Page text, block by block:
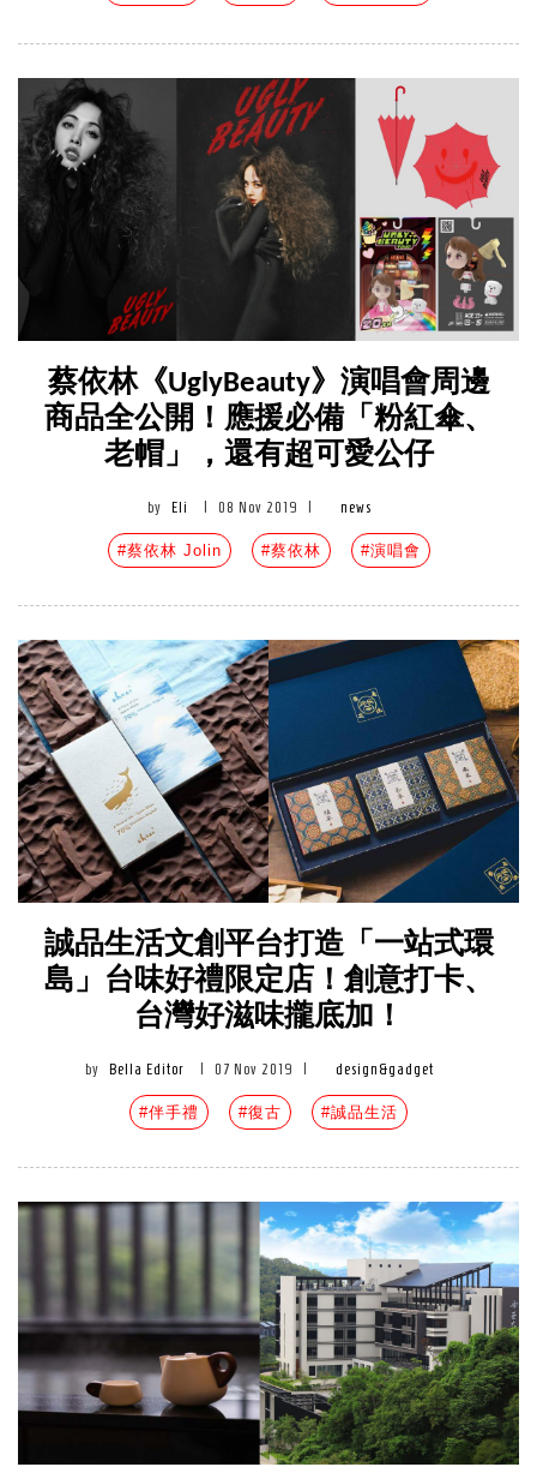
蔡依林《UglyBeauty》演唱會周邊
商品全公開！應援必備「粉紅傘、
老帽」，還有超可愛公仔
by Eli 08 Nov 2019 news
#蔡依林 Jolin #蔡依林 #演唱會
誠品生活文創平台打造「一站式環
島」台味好禮限定店！創意打卡、
台灣好滋味攏底加！
by Bella Editor 07 Nov 2019 design&gadget
#伴手禮 #復古 #誠品生活